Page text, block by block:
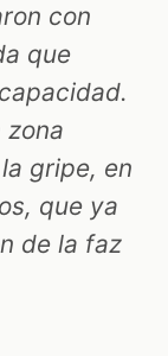
con
que
zona
gripe, en
que ya
de la faz